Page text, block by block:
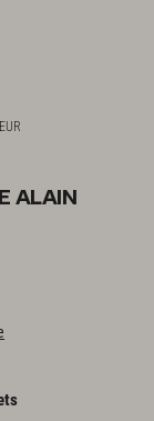
ALAIN